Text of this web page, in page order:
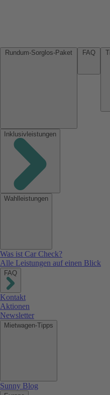
Inklusivleistungen
Wahlleistungen
Was ist Car Check?
Alle Leistungen auf einen Blick
FAQ
Kontakt
Aktionen
Newsletter
Mietwagen-Tipps
Sunny Blog